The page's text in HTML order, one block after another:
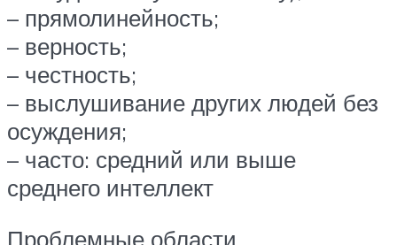
– прямолинейность;
– верность;
– честность;
– выслушивание других людей без
осуждения;
– часто: средний или выше
среднего интеллект
Проблемные области